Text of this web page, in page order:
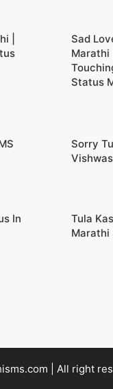
|
Sad
Marathi
Status
Sorry
In
Tula
Marathi
| All right